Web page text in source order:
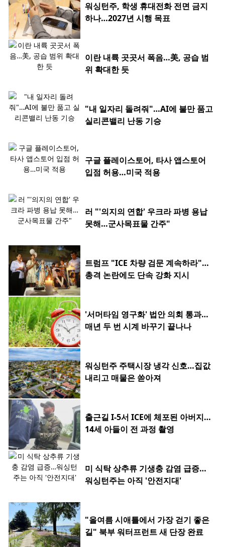
워싱턴주, 학생 휴대전화 전면 금지
하나…2027년 시행 목표
이란 내륙 곳곳서 폭음…美, 공습 범
위 확대한 듯
"내 일자리 돌려줘"…AI에 불만 품고
실리콘밸리 난동 기승
구글 플레이스토어, 타사 앱스토어
입점 허용…미국 적용
러 "'의지의 연합' 우크라 파병 용납
못해…군사목표물 간주"
트럼프 "ICE 차량 검문 계속하라"…
총격 논란에도 단속 강화 지시
'서머타임 영구화' 법안 의회 통과…
매년 두 번 시계 바꾸기 끝나나
워싱턴주 주택시장 냉각 신호…집값
내리고 매물은 쏟아져
출근길 I-5서 ICE에 체포된 아버지…
14세 아들이 전 과정 촬영
미 식탁 상추류 기생충 감염 급증…
워싱턴주는 아직 '안전지대'
"올여름 시애틀에서 가장 걷기 좋은
길" 북부 워터프런트 새 단장 완료